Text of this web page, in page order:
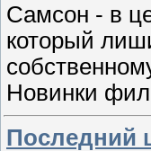
Самсон - в
который
Новинки
Последний